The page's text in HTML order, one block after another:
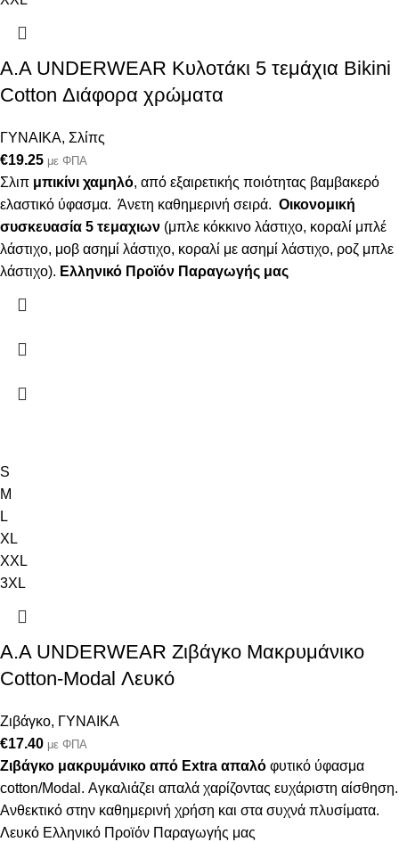
A.A UNDERWEAR Κυλοτάκι 5 τεμάχια Bikini
Cotton Διάφορα χρώματα
ΓΥΝΑΙΚΑ, Σλίπς
€19.25 με ΦΠΑ
Σλιπ μπικίνι χαμηλό, από εξαιρετικής ποιότητας βαμβακερό
ελαστικό ύφασμα. Άνετη καθημερινή σειρά. Οικονομική
συσκευασία 5 τεμαχιων (μπλε κόκκινο λάστιχο, κοραλί μπλέ
λάστιχο, μοβ ασημί λάστιχο, κοραλί με ασημί λάστιχο, ροζ μπλε
λάστιχο). Ελληνικό Προϊόν Παραγωγής μας
S
M
L
XL
XXL
3XL
Α.A UNDERWEAR Ζιβάγκο Μακρυμάνικο
Cotton-Modal Λευκό
Ζιβάγκο, ΓΥΝΑΙΚΑ
€17.40 με ΦΠΑ
Ζιβάγκο μακρυμάνικο από Extra απαλό φυτικό ύφασμα
cotton/Modal. Αγκαλιάζει απαλά χαρίζοντας ευχάριστη αίσθηση.
Ανθεκτικό στην καθημερινή χρήση και στα συχνά πλυσίματα.
Λευκό Ελληνικό Προϊόν Παραγωγής μας